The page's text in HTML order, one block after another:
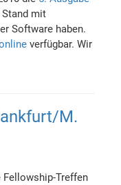
Stand mit
Software haben.
verfügbar. Wir
M.
Treffen